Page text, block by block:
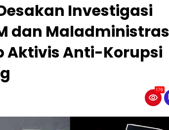
Desakan Investigasi
dan
Aktivis Anti-Korupsi
176